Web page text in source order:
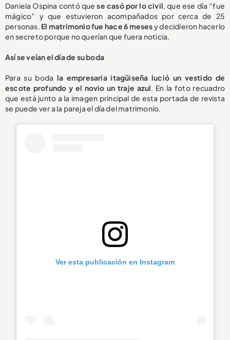
Daniela Ospina contó quese casó por lo civil, que ese día “fue
mágico” y que estuvieron acompañados por cerca de 25
personas. El matrimonio fue hace 6 mesesy decidieron hacerlo
en secreto porque no querían que fuera noticia.
Así se veían el día de su boda
Para su boda la empresaria itagüiseña lució un vestido de
escote profundo y el novio un traje azul. En la foto recuadro
que está junto a la imagen principal de esta portada de revista
se puede ver a la pareja el día del matrimonio.
Ver esta publicación en Instagram